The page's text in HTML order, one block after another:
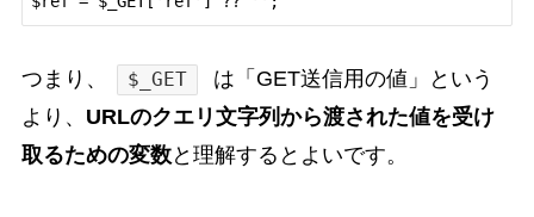
つまり、 $_GET
は「GET送信用の値」という
より、 URLのクエリ文字列から渡された値を受け
取るための変数と理解するとよいです。